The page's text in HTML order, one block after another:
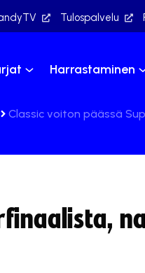
Tulospalvelu
Harrastaminen
Classic voiton päässä